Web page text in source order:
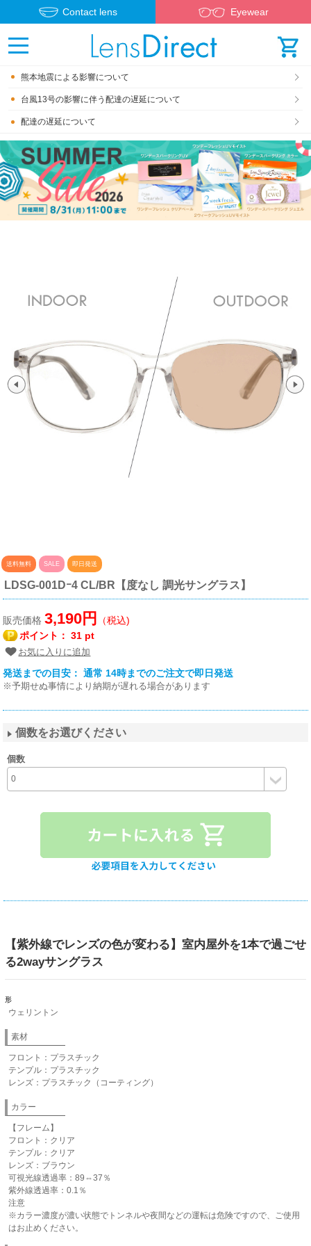
Contact lens Eyewear
熊本地震による影響について
台風13号の影響に伴う配達の遅延について
配達の遅延について
送料無料 SALE 即日発送
LDSG-001Dｰ4 CL/BR【度なし 調光サングラス】
販売価格3,190円
（税込)
ポイント：31 pt
お気に入りに追加
発送までの目安： 通常 14時までのご注文で即日発送
※予期せぬ事情により納期が遅れる場合があります
個数をお選びください
個数
【紫外線でレンズの色が変わる】室内屋外を1本で過ごせ
る2wayサングラス
形
ウェリントン
素材
フロント：プラスチック
テンプル：プラスチック
レンズ：プラスチック（コーティング）
カラー
【フレーム】
フロント：クリア
テンプル：クリア
レンズ：ブラウン
可視光線透過率：89⇔37％
紫外線透過率：0.1％
注意
※カラー濃度が濃い状態でトンネルや夜間などの運転は危険ですので、ご使用
はお止めください。